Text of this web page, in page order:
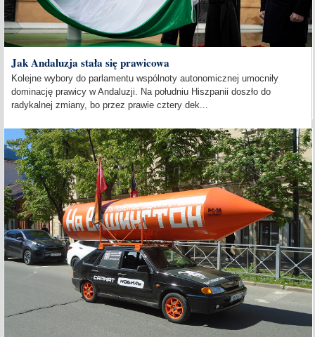
Jak Andaluzja stała się prawicowa
Kolejne wybory do parlamentu wspólnoty autonomicznej umocniły
dominację prawicy w Andaluzji. Na południu Hiszpanii doszło do
radykalnej zmiany, bo przez prawie cztery dek...